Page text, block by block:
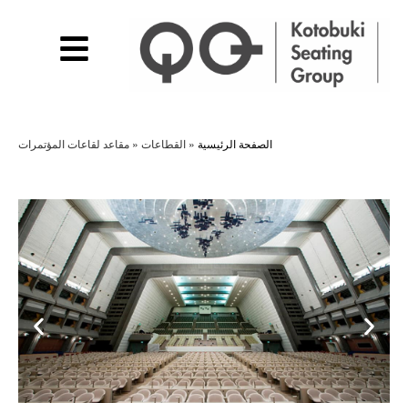
الصفحة الرئيسية » القطاعات » مقاعد لقاعات المؤتمرات